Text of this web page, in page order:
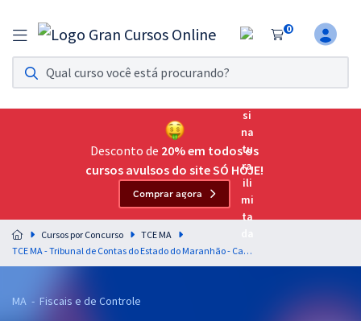
0
Assinatura Ilimitada 11
Acesso a todos os cursos. Teste grátis por 7 dias!
Assinatura OAB Até Passar
Acesso ilimitado a toda preparação para o Exame da
Residências Multiprofissionais
Preparação completa e intensiva para as principais
residências em saúde do Brasil
Desconto de 20% em todos os
cursos avulsos do site SÓ HOJE!
Comprar agora
Cursos por Concurso
TCE MA
TCE MA - Tribunal de Contas do Estado do Maranhão - Cargo 11: Auditor Estadual de Controle Externo – Especialidade: Ciências Atuariais (Pós-Edital)
MA - Fiscais e de Controle